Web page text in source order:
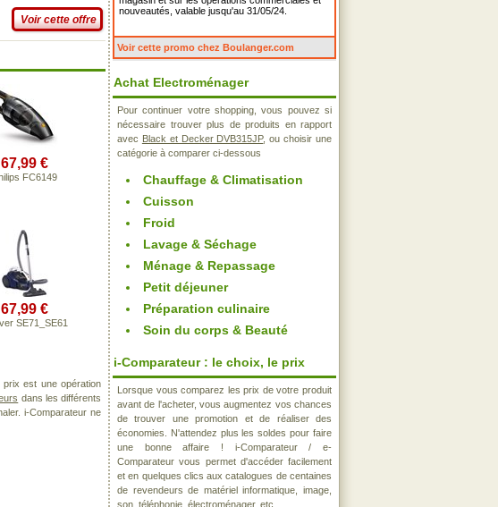
Voir cette offre
67,99 €
FC6149
67,99 €
SE71_SE61
est une opération
dans les différents
i-Comparateur ne
nouveautés, valable jusqu'au 31/05/24.
Voir cette promo chez Boulanger.com
Achat Electroménager
Pour continuer votre shopping, vous pouvez si
nécessaire trouver plus de produits en rapport
avec Black et Decker DVB315JP, ou choisir une
catégorie à comparer ci-dessous
Chauffage & Climatisation
Cuisson
Froid
Lavage & Séchage
Ménage & Repassage
Petit déjeuner
Préparation culinaire
Soin du corps & Beauté
i-Comparateur : le choix, le prix
Lorsque vous comparez les prix de votre produit
avant de l'acheter, vous augmentez vos chances
de trouver une promotion et de réaliser des
économies. N'attendez plus les soldes pour faire
une bonne affaire ! i-Comparateur / e-
Comparateur vous permet d'accéder facilement
et en quelques clics aux catalogues de centaines
de revendeurs de matériel informatique, image,
son, téléphonie, électroménager, etc..